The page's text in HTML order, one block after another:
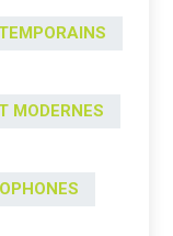
MODERNES